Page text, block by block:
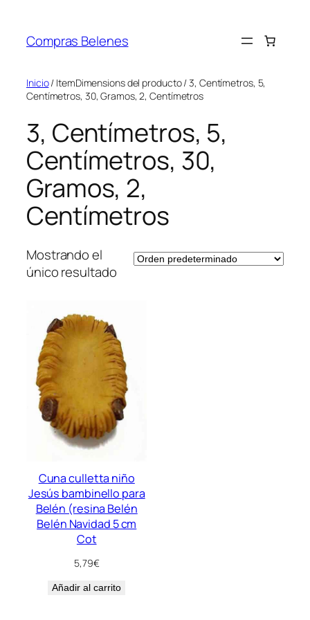
contenido
Compras Belenes
Inicio/ ItemDimensions del producto / 3, Centímetros, 5,
Centímetros, 30, Gramos, 2, Centímetros
3, Centímetros, 5,
Centímetros, 30,
Gramos, 2,
Centímetros
Mostrando el
único resultado
Cuna culletta niño
Jesús bambinello para
Belén (resina Belén
Belén Navidad 5 cm
Cot
5,79€
Añadir al carrito